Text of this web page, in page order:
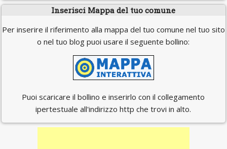
Inserisci Mappa del tuo comune
Per inserire il riferimento alla mappa del tuo comune nel tuo sito
o nel tuo blog puoi usare il seguente bollino:
Puoi scaricare il bollino e inserirlo con il collegamento
ipertestuale all'indirizzo http che trovi in alto.